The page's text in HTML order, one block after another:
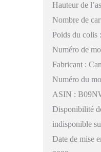
Hauteur de
Nombre de
Poids du colis
Numéro de
Fabricant :
Numéro du
ASIN :
Disponibilité
indisponible
Date de mise